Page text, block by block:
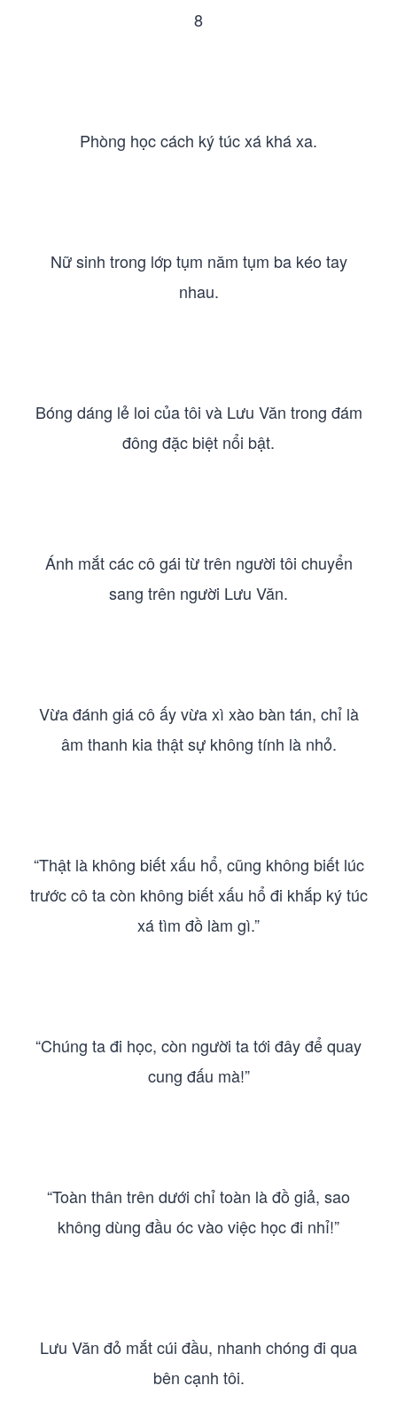
8
Phòng học cách ký túc xá khá xa.
Nữ sinh trong lớp tụm năm tụm ba kéo tay
nhau.
Bóng dáng lẻ loi của tôi và Lưu Văn trong đám
đông đặc biệt nổi bật.
Ánh mắt các cô gái từ trên người tôi chuyển
sang trên người Lưu Văn.
Vừa đánh giá cô ấy vừa xì xào bàn tán, chỉ là
âm thanh kia thật sự không tính là nhỏ.
“Thật là không biết xấu hổ, cũng không biết lúc
trước cô ta còn không biết xấu hổ đi khắp ký túc
xá tìm đồ làm gì.”
“Chúng ta đi học, còn người ta tới đây để quay
cung đấu mà!”
“Toàn thân trên dưới chỉ toàn là đồ giả, sao
không dùng đầu óc vào việc học đi nhỉ!”
Lưu Văn đỏ mắt cúi đầu, nhanh chóng đi qua
bên cạnh tôi.